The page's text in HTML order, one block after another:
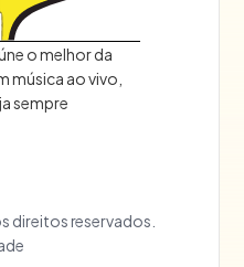
o melhor da
ao vivo,
sempre
direitos reservados.